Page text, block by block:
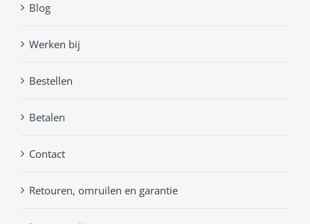
Blog
Werken bij
Bestellen
Betalen
Contact
Retouren, omruilen en garantie